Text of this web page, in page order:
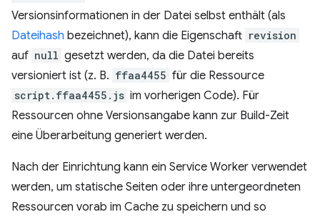
Versionsinformationen in der Datei selbst enthält (als
Dateihash bezeichnet), kann die Eigenschaft revision
auf null gesetzt werden, da die Datei bereits
versioniert ist (z. B. ffaa4455 für die Ressource
script.ffaa4455.js im vorherigen Code). Für
Ressourcen ohne Versionsangabe kann zur Build-Zeit
eine Überarbeitung generiert werden.
Nach der Einrichtung kann ein Service Worker verwendet
werden, um statische Seiten oder ihre untergeordneten
Ressourcen vorab im Cache zu speichern und so